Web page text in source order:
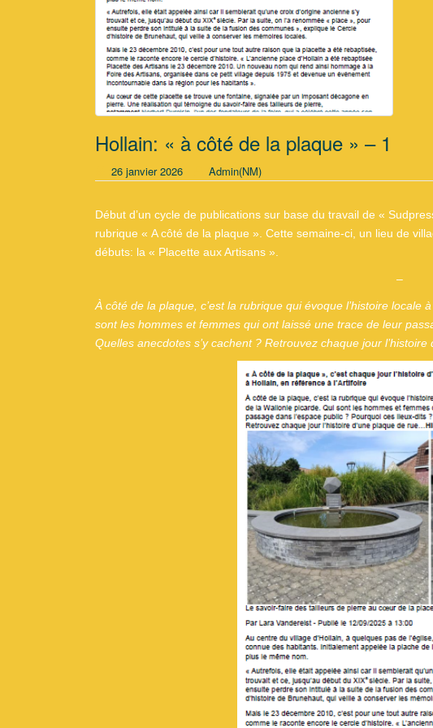
Hollain: « à côté de la plaque » – 1
26 janvier 2026 Admin(NM)
Début d’un cycle de publications sur base du travail de «
rubrique « A côté de la plaque ». Cette semaine-ci, un lieu de
débuts: la « Placette aux Artisans ».
–
À côté de la plaque, c’est la rubrique qui évoque l’histoire locale
sont les hommes et femmes qui ont laissé une trace de leur
Quelles anecdotes s’y cachent ? Retrouvez chaque jour